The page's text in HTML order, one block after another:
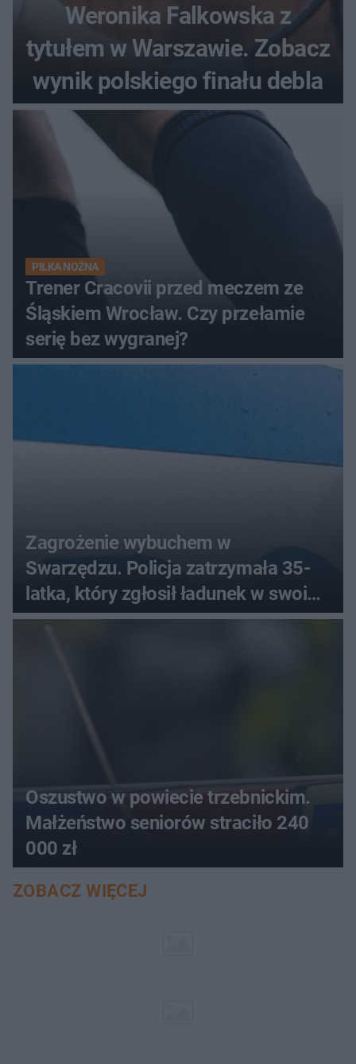
Weronika Falkowska z
tytułem w Warszawie. Zobacz
wynik polskiego finału debla
PIŁKA NOŻNA
Trener Cracovii przed meczem ze
Śląskiem Wrocław. Czy przełamie
serię bez wygranej?
Zagrożenie wybuchem w
Swarzędzu. Policja zatrzymała 35-
latka, który zgłosił ładunek w swoim
aucie
Oszustwo w powiecie trzebnickim.
Małżeństwo seniorów straciło 240
000 zł
ZOBACZ WIĘCEJ